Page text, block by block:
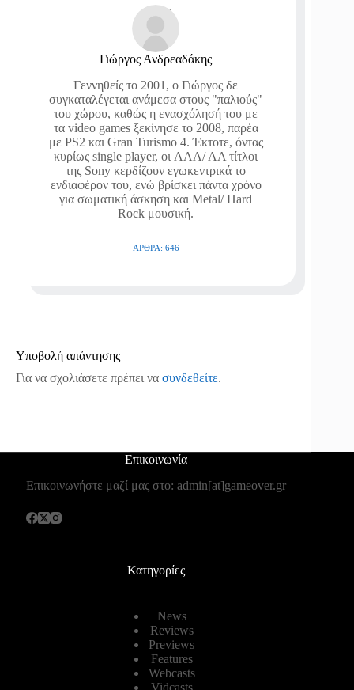
Γιώργος Ανδρεαδάκης
Γεννηθείς το 2001, ο Γιώργος δε
συγκαταλέγεται ανάμεσα στους "παλιούς"
του χώρου, καθώς η ενασχόλησή του με
τα video games ξεκίνησε το 2008, παρέα
με PS2 και Gran Turismo 4. Έκτοτε, όντας
κυρίως single player, οι AAA/ AA τίτλοι
της Sony κερδίζουν εγωκεντρικά το
ενδιαφέρον του, ενώ βρίσκει πάντα χρόνο
για σωματική άσκηση και Metal/ Hard
Rock μουσική.
ΆΡΘΡΑ: 646
Υποβολή απάντησης
Για να σχολιάσετε πρέπει να συνδεθείτε.
Επικοινωνία
Επικοινωνήστε μαζί μας στο: admin[at]gameover.gr
Κατηγορίες
News
Reviews
Previews
Features
Webcasts